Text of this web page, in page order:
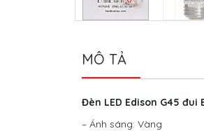
MÔ TẢ
Đèn LED Edison G45 đui
– Ánh sáng: Vàng